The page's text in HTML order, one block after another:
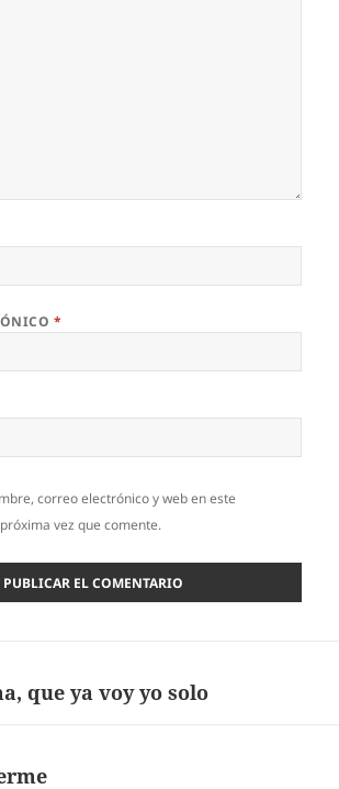
*
correo electrónico y web en este
vez que comente.
que ya voy yo solo